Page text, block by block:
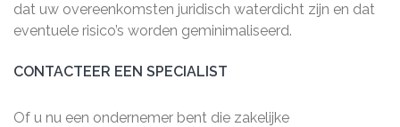
dat uw overeenkomsten juridisch waterdicht zijn en dat
eventuele risico’s worden geminimaliseerd.
CONTACTEER EEN SPECIALIST
Of u nu een ondernemer bent die zakelijke